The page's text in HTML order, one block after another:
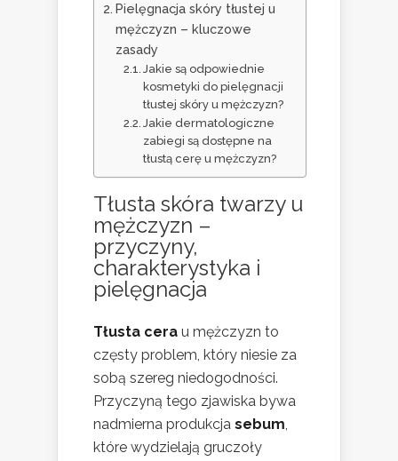
Pielęgnacja skóry tłustej u
mężczyzn – kluczowe
zasady
Jakie są odpowiednie
kosmetyki do pielęgnacji
tłustej skóry u mężczyzn?
Jakie dermatologiczne
zabiegi są dostępne na
tłustą cerę u mężczyzn?
Tłusta skóra twarzyu
mężczyzn –
przyczyny,
charakterystyka i
pielęgnacja
Tłusta cera u mężczyzn to
częsty problem, który niesie za
sobą szereg niedogodności.
Przyczyną tego zjawiska bywa
nadmierna produkcja sebum,
które wydzielają gruczoły